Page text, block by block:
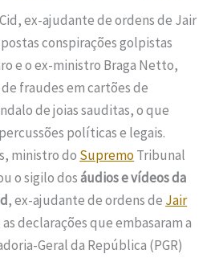
ex-ajudante de ordens de Jair
conspirações golpistas
e o ex-ministro Braga Netto,
fraudes em cartões de
de joias sauditas, o que
políticas e legais.
ministro do SupremoTribunal
o sigilo dosáudios e vídeos da
, ex-ajudante de ordens de Jair
as declarações que embasaram a
Geral da República (PGR)